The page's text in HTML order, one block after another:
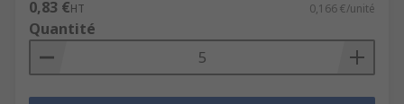
0,83 €HT 0,166 €/unité
Quantité